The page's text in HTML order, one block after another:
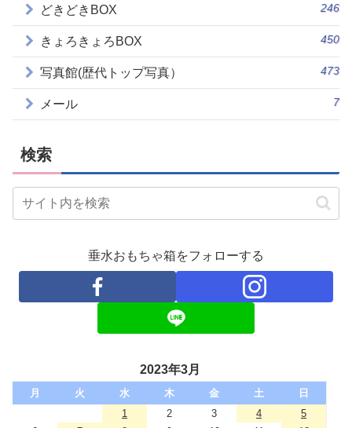
どきどきBOX 246
きょろきょろBOX 450
写真館(歴代トップ写真） 473
メール 7
検索
垂水おもちゃ箱をフォローする
2023年3月
月 火 水 木 金 土
日
1
2 3 4
5